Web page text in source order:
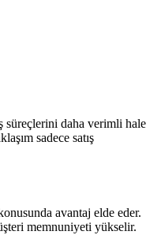
süreçlerini daha verimli hale
sadece satış
avantaj elde eder.
memnuniyeti yükselir.